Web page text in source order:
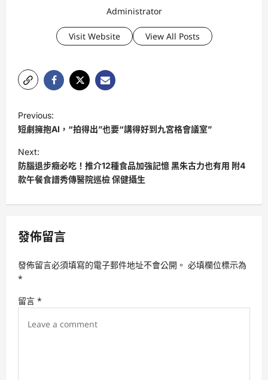
Administrator
Visit Website View All Posts
o
s
t
n
a
i
a
t
i
Previous:
短劇擁抱AI，“拍得出”也要“講得好到九宮格會議室”
Next:
防腦退步癥必吃！推介12種食品加強記憶 黑朱古力也有用 附4
款午餐食譜秀傳醫院巡檢 保健攝生
發佈留言
發佈留言必須填寫的電子郵件地址不會公開。 必填欄位標示為
*
留言 *